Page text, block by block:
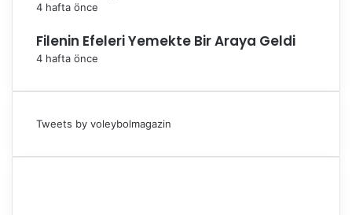
4 hafta önce
Filenin Efeleri Yemekte Bir Araya Geldi
4 hafta önce
Tweets by voleybolmagazin